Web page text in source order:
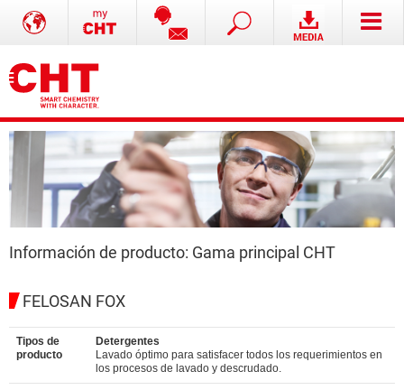
Información de producto: Gama principal CHT
FELOSAN FOX
Tipos de
producto
Detergentes
Lavado óptimo para satisfacer todos los requerimientos en
los procesos de lavado y descrudado.